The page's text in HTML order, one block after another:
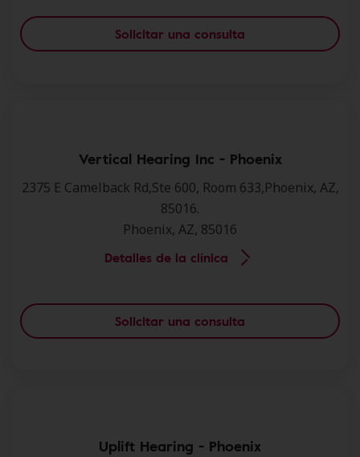
Solicitar una consulta
Vertical Hearing Inc - Phoenix
2375 E Camelback Rd,Ste 600, Room 633,Phoenix, AZ,
85016.
Phoenix, AZ, 85016
Detalles de la clínica
Solicitar una consulta
Uplift Hearing - Phoenix